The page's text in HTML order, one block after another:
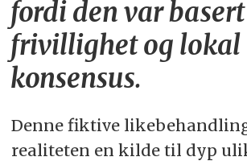
fordi den var
frivillighet og lokal
konsensus.
Denne fiktive
realiteten en kilde til dyp